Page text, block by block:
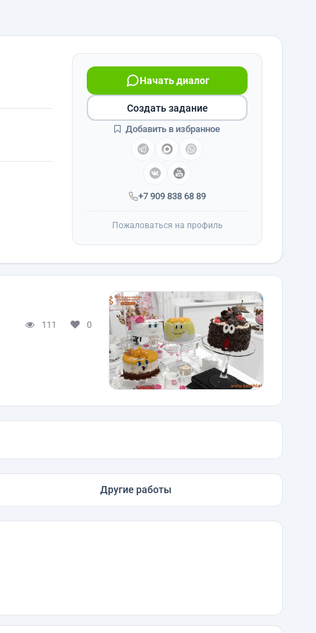
+7 909 838 68 89
Начать диалог
Создать задание
Добавить в избранное
Пожаловаться на профиль
111 0
Другие работы